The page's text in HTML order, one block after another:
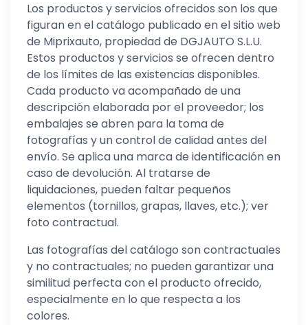
Los productos y servicios ofrecidos son los que
figuran en el catálogo publicado en el sitio web
de Miprixauto, propiedad de DGJAUTO S.L.U.
Estos productos y servicios se ofrecen dentro
de los límites de las existencias disponibles.
Cada producto va acompañado de una
descripción elaborada por el proveedor; los
embalajes se abren para la toma de
fotografías y un control de calidad antes del
envío. Se aplica una marca de identificación en
caso de devolución. Al tratarse de
liquidaciones, pueden faltar pequeños
elementos (tornillos, grapas, llaves, etc.); ver
foto contractual.
Las fotografías del catálogo son contractuales
y no contractuales; no pueden garantizar una
similitud perfecta con el producto ofrecido,
especialmente en lo que respecta a los
colores.